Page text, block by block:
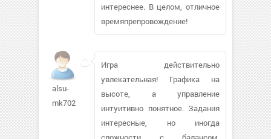
интереснее. В целом, отличное
времяпрепровождение!
alsu-
mk702
Игра действительно
увлекательная! Графика на
высоте, а управление
интуитивно понятное. Задания
интересные, но иногда